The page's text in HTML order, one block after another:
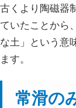
古くより陶磁器
ていたことから
な土」という意
ます。
常滑の